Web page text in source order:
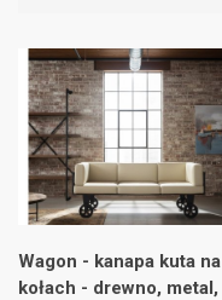
Wagon - kanapa kuta na
kołach - drewno, metal,